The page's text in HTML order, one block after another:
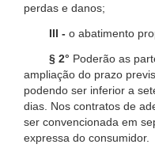
perdas e danos;
III - o abatimento
§ 2° Poderão as
ampliação do prazo
podendo ser inferior a
dias. Nos contratos de
ser convencionada em
expressa do consumidor.